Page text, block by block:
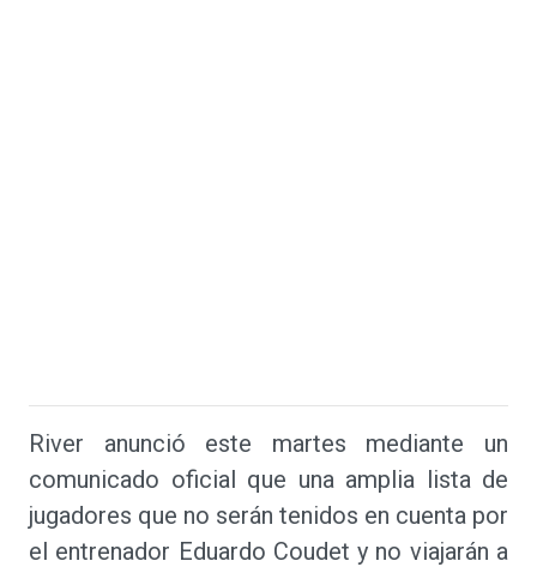
River anunció este martes mediante un
comunicado oficial que una amplia lista de
jugadores que no serán tenidos en cuenta por
el entrenador Eduardo Coudet y no viajarán a